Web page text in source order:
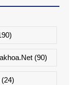
(90)